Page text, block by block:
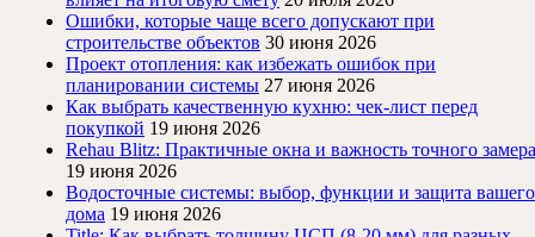
Ошибки, которые чаще всего допускают при
строительстве объектов 30 июня 2026
Проект отопления: как избежать ошибок при
планировании системы 27 июня 2026
Как выбрать качественную кухню: чек-лист перед
покупкой 19 июня 2026
Rehau Blitz: Практичные окна и важность точного замера
19 июня 2026
Водосточные системы: выбор, функции и защита вашего
дома 19 июня 2026